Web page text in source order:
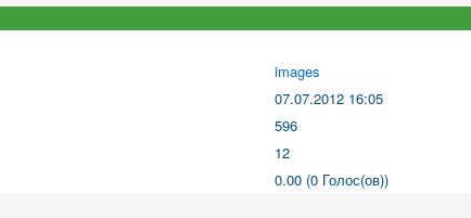
images
07.07.2012 16:05
596
12
0.00 (0 Голос(ов))